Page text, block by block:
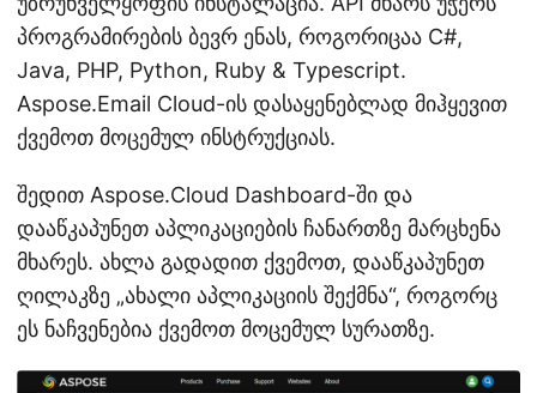
პროგრამირების ბევრ ენას, როგორიცაა C#,
Java, PHP, Python, Ruby & Typescript.
Aspose.Email Cloud-ის დასაყენებლად მიჰყევით
ქვემოთ მოცემულ ინსტრუქციას.
შედით Aspose.Cloud Dashboard-ში და
დააწკაპუნეთ აპლიკაციების ჩანართზე მარცხენა
მხარეს. ახლა გადადით ქვემოთ, დააწკაპუნეთ
ღილაკზე „ახალი აპლიკაციის შექმნა“, როგორც
ეს ნაჩვენებია ქვემოთ მოცემულ სურათზე.